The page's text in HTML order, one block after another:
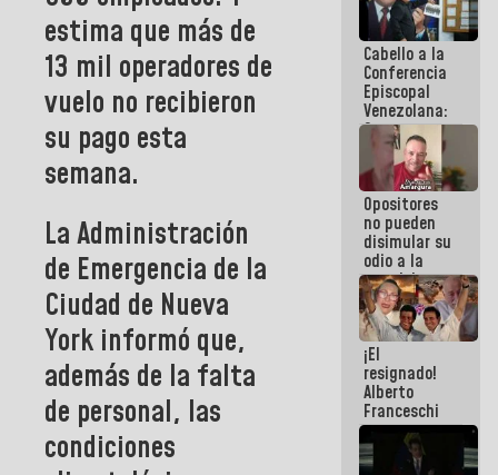
estima que más de
13 mil operadores de
vuelo no recibieron
su pago esta
semana.
La Administración
de Emergencia de la
Ciudad de Nueva
York informó que,
además de la falta
de personal, las
condiciones
se
desmarcan
de La Sayo
Cabello a la
Conferencia
Episcopal
Venezolana:
Son unos
inmorales,
ni una
botella de
agua han
llevado
Opositores
no pueden
disimular su
odio a la
paz del
pueblo
¡El
resignado!
Alberto
Franceschi
muestra su
frustración
ante